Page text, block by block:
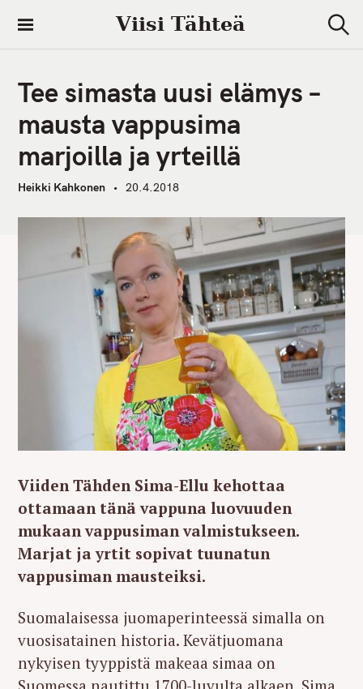
i
Viisi Tähteä
e
Tee simasta uusi elämys –
mausta vappusima
marjoilla ja yrteillä
Heikki Kahkonen 20.4.2018
Viiden Tähden Sima-Ellu kehottaa
ottamaan tänä vappuna luovuuden
mukaan vappusiman valmistukseen.
Marjat ja yrtit sopivat tuunatun
vappusiman mausteiksi.
Suomalaisessa juomaperinteessä simalla on
vuosisatainen historia. Kevätjuomana
nykyisen tyyppistä makeaa simaa on